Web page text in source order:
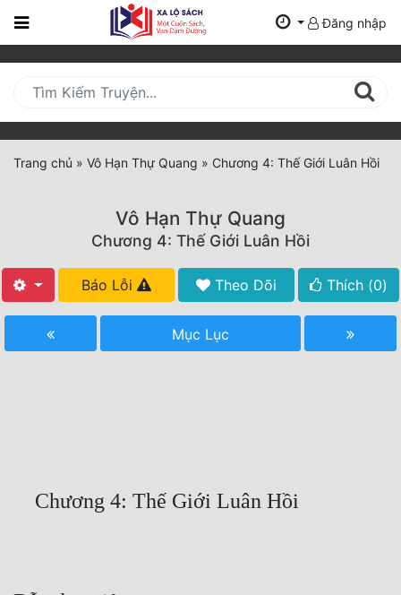
Trang
Mới
Cập
Nhật
(current)
Tất Cả
Truyện Convert
Đăng nhập
Trang chủ » Vô Hạn Thự Quang » Chương 4: Thế Giới Luân Hồi
Vô Hạn Thự Quang
Chương 4: Thế Giới Luân Hồi
Báo Lỗi Theo Dõi Thích (0)
Mục Lục